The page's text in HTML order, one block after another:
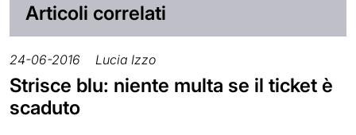
Articoli correlati
24-06-2016 Lucia Izzo
Strisce blu: niente multa se il ticket è
scaduto